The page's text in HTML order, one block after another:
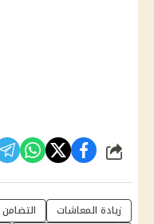
شارك
زيادة المعاشات التضامن